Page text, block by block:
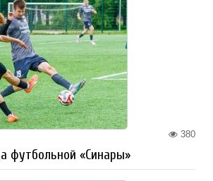
380
футбольной «Синары»